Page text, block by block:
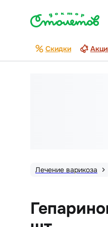
Скидки
Лечение варикоза